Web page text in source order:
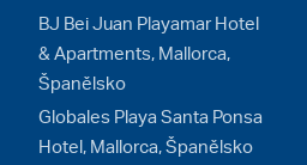
BJ Bei Juan Playamar Hotel
& Apartments, Mallorca,
Španělsko
Globales Playa Santa Ponsa
Hotel, Mallorca, Španělsko